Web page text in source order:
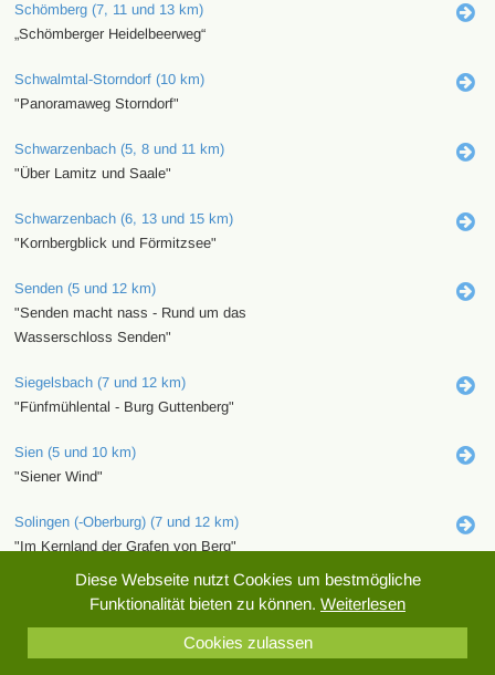
Schömberg (7, 11 und 13 km)
„Schömberger Heidelbeerweg“
Schwalmtal-Storndorf (10 km)
"Panoramaweg Storndorf"
Schwarzenbach (5, 8 und 11 km)
"Über Lamitz und Saale"
Schwarzenbach (6, 13 und 15 km)
"Kornbergblick und Förmitzsee"
Senden (5 und 12 km)
"Senden macht nass - Rund um das
Wasserschloss Senden"
Siegelsbach (7 und 12 km)
"Fünfmühlental - Burg Guttenberg"
Sien (5 und 10 km)
"Siener Wind"
Solingen (-Oberburg) (7 und 12 km)
"Im Kernland der Grafen von Berg"
Sörup (5 und 10 km)
"Rund um den Südensee"
Spiesen-Elversberg (5, 11 und 19 km)
Diese Webseite nutzt Cookies um bestmögliche
Funktionalität bieten zu können. Weiterlesen
Cookies zulassen